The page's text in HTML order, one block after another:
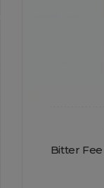
Bitter Fee